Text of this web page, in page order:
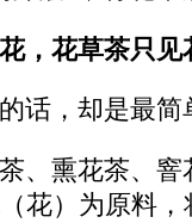
，花草茶只见
话，却是最简
、熏花茶、
花）为原料